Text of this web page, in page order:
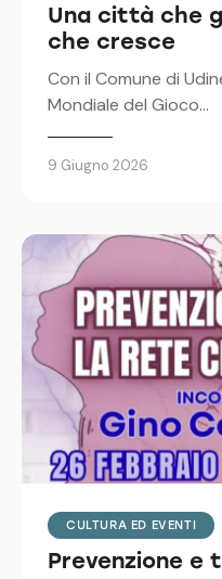
Una città che
che cresce
Con il Comune di
Mondiale del Gioco…
9 Giugno 2026
CULTURA ED EVENTI
Prevenzione e